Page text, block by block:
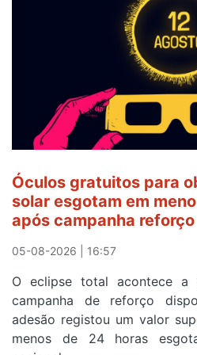
ser
o
quarto
a
a
meta
em
Sintra
primeira
etapa
da
87ª
Óculos gratuitos para
solar esgotam em
após campanha reforço
05-08-2026 | 16:57
O eclipse total acontece
campanha de reforço
adesão registou um valor
menos de 24 horas